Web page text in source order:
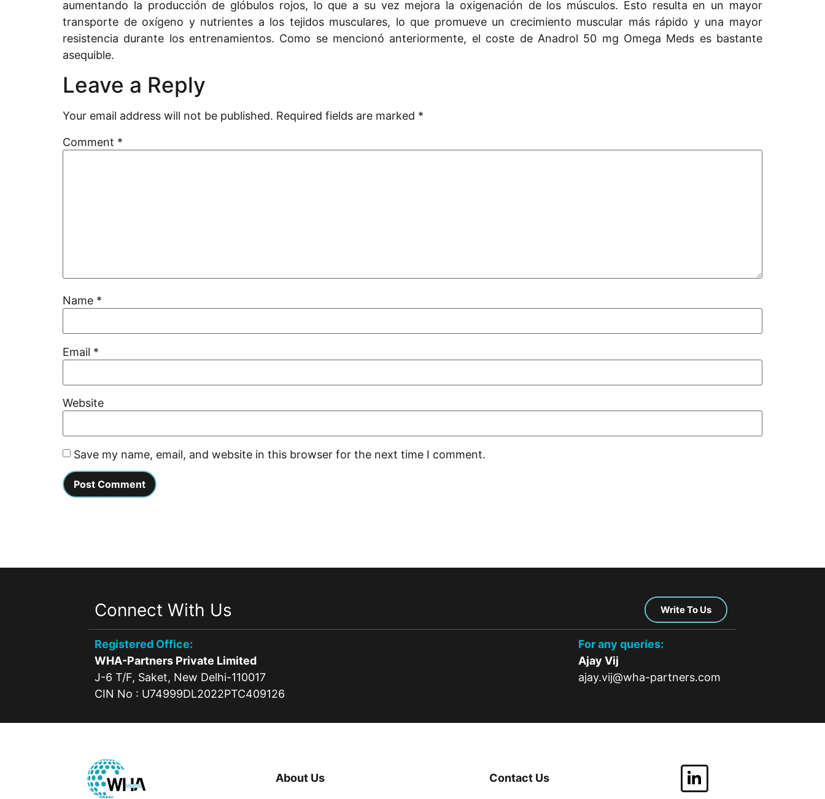
aumentando la producción de glóbulos rojos, lo que a su vez mejora la oxigenación de los músculos. Esto resulta en un mayor
transporte de oxígeno y nutrientes a los tejidos musculares, lo que promueve un crecimiento muscular más rápido y una mayor
resistencia durante los entrenamientos. Como se mencionó anteriormente, el coste de Anadrol 50 mg Omega Meds es bastante
asequible.
Leave a Reply
Your email address will not be published. Required fields are marked *
Comment *
Name *
Email *
Website
Save my name, email, and website in this browser for the next time I comment.
Connect With Us Write To Us
Registered Office:
WHA-Partners Private Limited
J-6 T/F, Saket, New Delhi-110017
CIN No : U74999DL2022PTC409126
For any queries:
Ajay Vij
ajay.vij@wha-partners.com
About Us Contact Us